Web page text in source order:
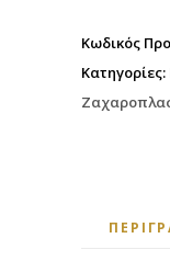
Κωδικός
Κατηγορίες: